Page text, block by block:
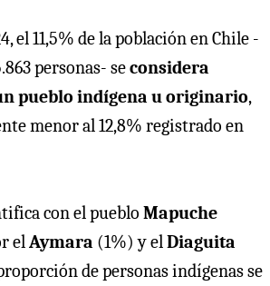
el 11,5% de la población en Chile -
personas- seconsidera
pueblo indígena u originario,
menor al 12,8% registrado en
con el pueblo Mapuche
elAymara (1%) y elDiaguita
de personas indígenas se